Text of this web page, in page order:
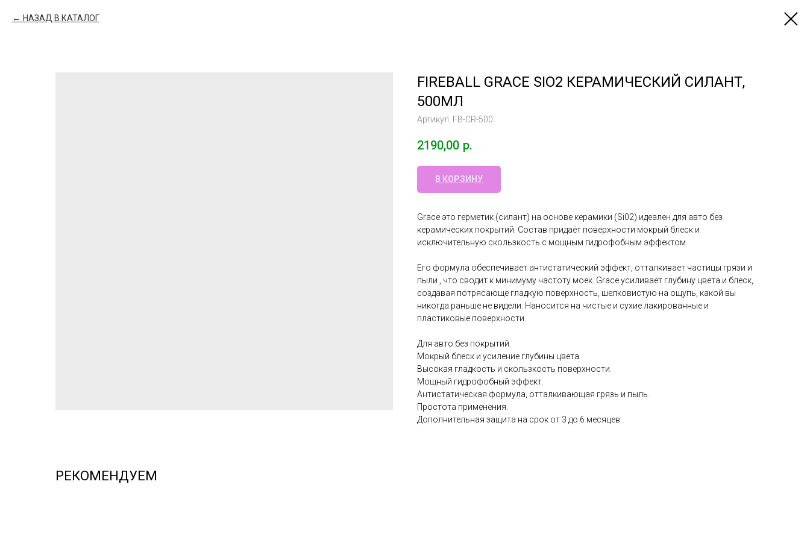
НАЗАД В КАТАЛОГ
FIREBALL GRACE SIO2 КЕРАМИЧЕСКИЙ СИЛАНТ,
500МЛ
Артикул: FB-CR-500
2190,00 р.
В КОРЗИНУ
Grace это герметик (силант) на основе керамики (Si02) идеален для авто без
керамических покрытий. Состав придаёт поверхности мокрый блеск и
исключительную скользкость с мощным гидрофобным эффектом.
Его формула обеспечивает антистатический эффект, отталкивает частицы грязи и
пыли , что сводит к минимуму частоту моек. Grace усиливает глубину цвета и блеск,
создавая потрясающе гладкую поверхность, шелковистую на ощупь, какой вы
никогда раньше не видели. Наносится на чистые и сухие лакированные и
пластиковые поверхности.
Для авто без покрытий.
Мокрый блеск и усиление глубины цвета.
Высокая гладкость и скользкость поверхности.
Мощный гидрофобный эффект.
Антистатическая формула, отталкивающая грязь и пыль.
Простота применения.
Дополнительная защита на срок от 3 до 6 месяцев.
РЕКОМЕНДУЕМ